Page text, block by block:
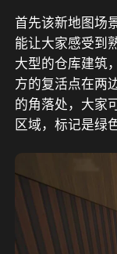
首先该新地图场
能让大家感受到
大型的仓库建筑
方的复活点在两
的角落处，大家
区域，标记是绿